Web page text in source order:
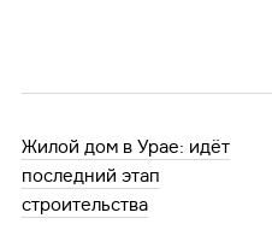
Жилой дом в Урае: идёт
последний этап
строительства